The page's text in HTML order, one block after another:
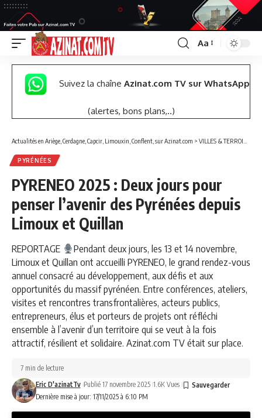
Font
Resizer
Aa
Suivez la chaîne Azinat.com TV sur WhatsApp
(alertes, bons plans,..)
Actualités en Ariège, Cerdagne, Capcir, Limouxin, Conflent, sur Azinat.com > VILLES & TERROIRS DES PYRÉNÉES EST
PYRÉNÉES
PYRENEO 2025 : Deux jours pour
penser l’avenir des Pyrénées depuis
Limoux et Quillan
REPORTAGE
Pendant deux jours, les 13 et 14 novembre,
Limoux et Quillan ont accueilli PYRENEO, le grand rendez-vous
annuel consacré au développement, aux défis et aux
opportunités du massif pyrénéen. Entre conférences, ateliers,
visites et rencontres transfrontalières, acteurs publics,
entrepreneurs, élus et porteurs de projets ont réfléchi
ensemble à l’avenir d’un territoire qui se veut à la fois
attractif, résilient et solidaire. Azinat.com TV était sur place.
Dernière mise à jour: 17/11/2025 à 6:10 PM
Eric D'azinatTv Publié 17 novembre 2025 1.6K Vues
7 min de lecture